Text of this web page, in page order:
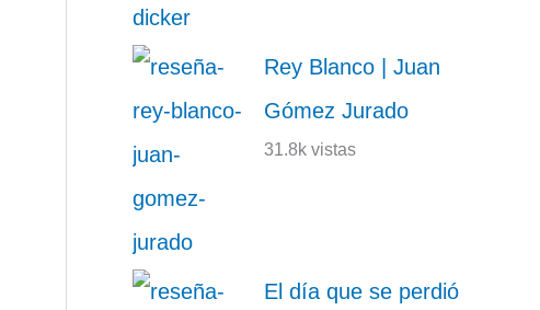
Rey Blanco | Juan
Gómez Jurado
31.8k vistas
El día que se perdió